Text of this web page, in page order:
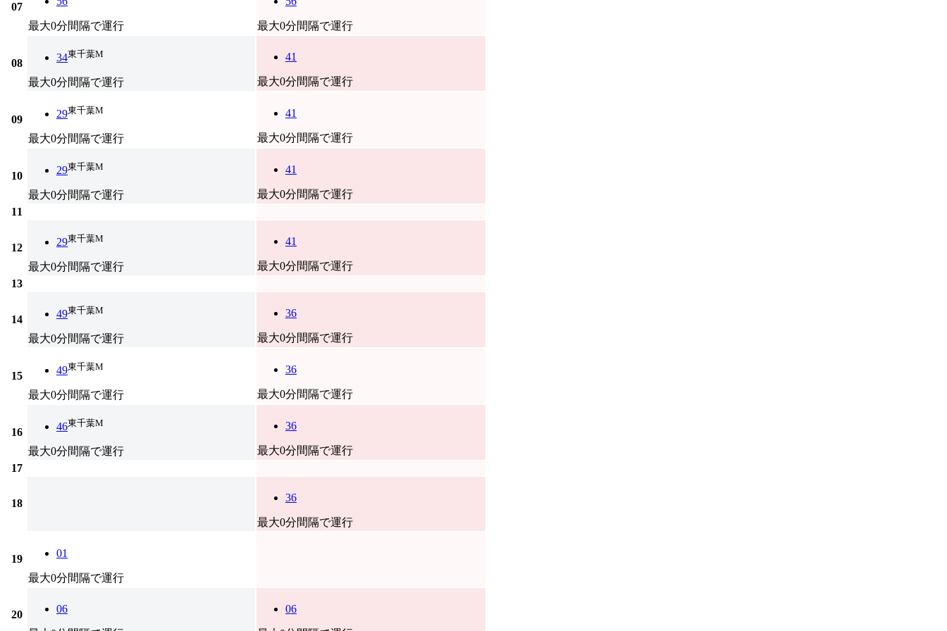
07
最大0分間隔で運行 最大0分間隔で運行
08 34東千葉M
最大0分間隔で運行
41
最大0分間隔で運行
09 29東千葉M
最大0分間隔で運行
41
最大0分間隔で運行
10 29東千葉M
最大0分間隔で運行
41
最大0分間隔で運行
11
12 29東千葉M
最大0分間隔で運行
41
最大0分間隔で運行
13
14 49東千葉M
最大0分間隔で運行
36
最大0分間隔で運行
15 49東千葉M
最大0分間隔で運行
36
最大0分間隔で運行
16 46東千葉M
最大0分間隔で運行
36
最大0分間隔で運行
17
18 36
最大0分間隔で運行
19 01
最大0分間隔で運行
20 06 06